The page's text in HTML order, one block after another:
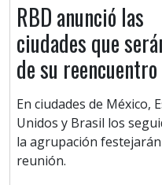
RBD anunció las
ciudades que
de su reencuentro
En ciudades de México,
Unidos y Brasil los
la agrupación
reunión.